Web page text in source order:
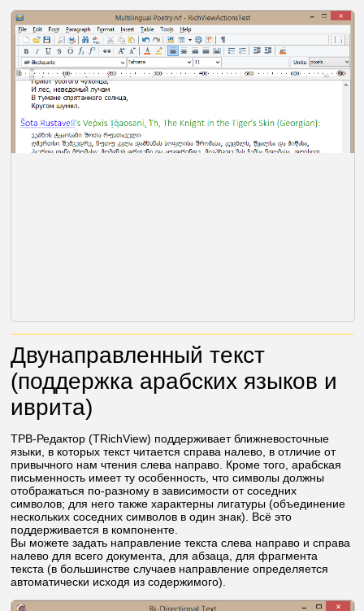
Двунаправленный текст
(поддержка арабских языков и
иврита)
ТРВ-Редактор (TRichView) поддерживает ближневосточные
языки, в которых текст читается справа налево, в отличие от
привычного нам чтения слева направо. Кроме того, арабская
письменность имеет ту особенность, что символы должны
отображаться по-разному в зависимости от соседних
символов; для него также характерны лигатуры (объединение
нескольких соседних символов в один знак). Всё это
поддерживается в компоненте.
Вы можете задать направление текста слева направо и справа
налево для всего документа, для абзаца, для фрагмента
текста (в большинстве случаев направление определяется
автоматически исходя из содержимого).